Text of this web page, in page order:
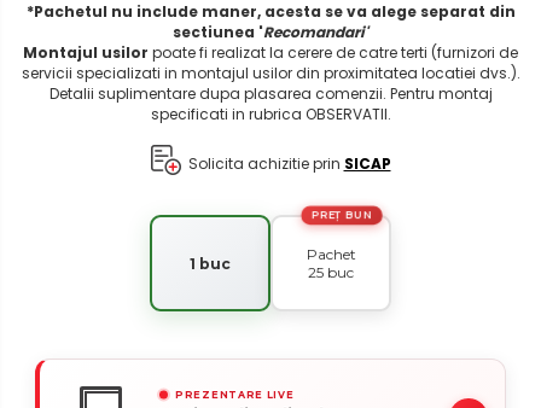
*Pachetul nu include maner, acesta se va alege separat din
sectiunea 'Recomandari'
Montajul usilor poate fi realizat la cerere de catre terti (furnizori de
servicii specializati in montajul usilor din proximitatea locatiei dvs.).
Detalii suplimentare dupa plasarea comenzii. Pentru montaj
specificati in rubrica OBSERVATII.
Solicita achizitie prin SICAP
1 buc
Pachet
25 buc
PREȚ BUN
PREZENTARE LIVE